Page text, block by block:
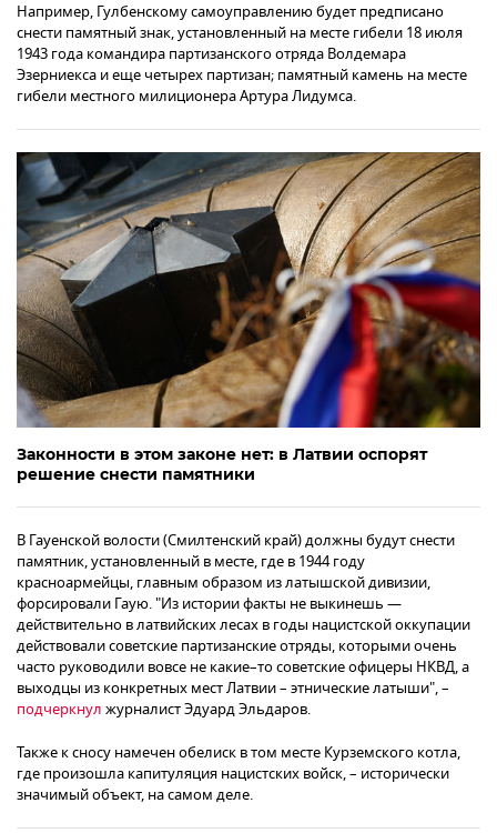
Например, Гулбенскому самоуправлению будет предписано
снести памятный знак, установленный на месте гибели 18 июля
1943 года командира партизанского отряда Волдемара
Эзерниекса и еще четырех партизан; памятный камень на месте
гибели местного милиционера Артура Лидумса.
Законности в этом законе нет: в Латвии оспорят
решение снести памятники
В Гауенской волости (Смилтенский край) должны будут снести
памятник, установленный в месте, где в 1944 году
красноармейцы, главным образом из латышской дивизии,
форсировали Гаую. "Из истории факты не выкинешь —
действительно в латвийских лесах в годы нацистской оккупации
действовали советские партизанские отряды, которыми очень
часто руководили вовсе не какие–то советские офицеры НКВД, а
выходцы из конкретных мест Латвии – этнические латыши", –
подчеркнул журналист Эдуард Эльдаров.
Также к сносу намечен обелиск в том месте Курземского котла,
где произошла капитуляция нацистских войск, – исторически
значимый объект, на самом деле.